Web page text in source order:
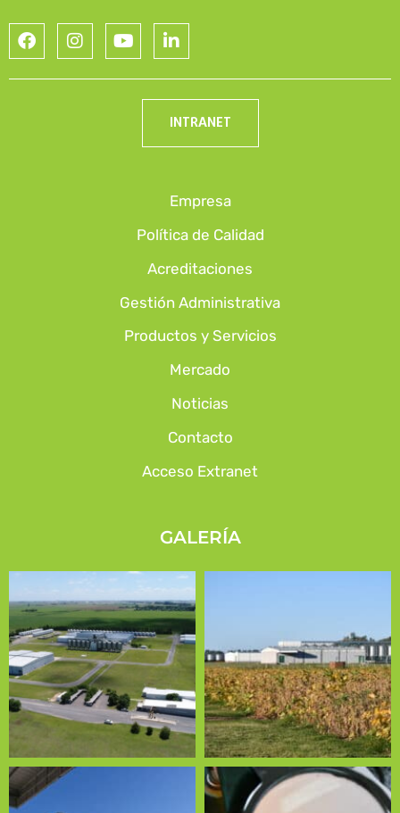
INTRANET
Empresa
Política de Calidad
Acreditaciones
Gestión Administrativa
Productos y Servicios
Mercado
Noticias
Contacto
Acceso Extranet
GALERÍA